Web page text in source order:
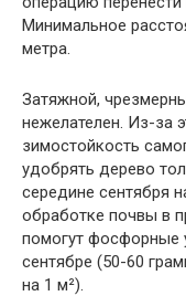
Минимальное
метра.
Затяжной,
нежелателен. Из-за
зимостойкость
удобрять дерево
середине сентября
обработке почвы в
помогут фосфорные
сентябре (50-60
на 1 м²).